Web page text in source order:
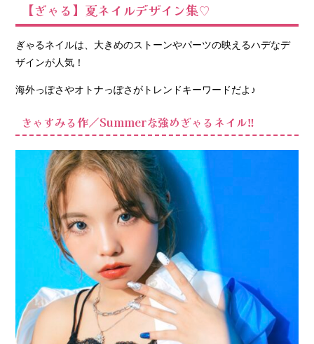
【ぎゃる】夏ネイルデザイン集♡
ぎゃるネイルは、大きめのストーンやパーツの映えるハデなデ
ザインが人気！
海外っぽさやオトナっぽさがトレンドキーワードだよ♪
きゃすみる作／Summerな強めぎゃるネイル‼︎